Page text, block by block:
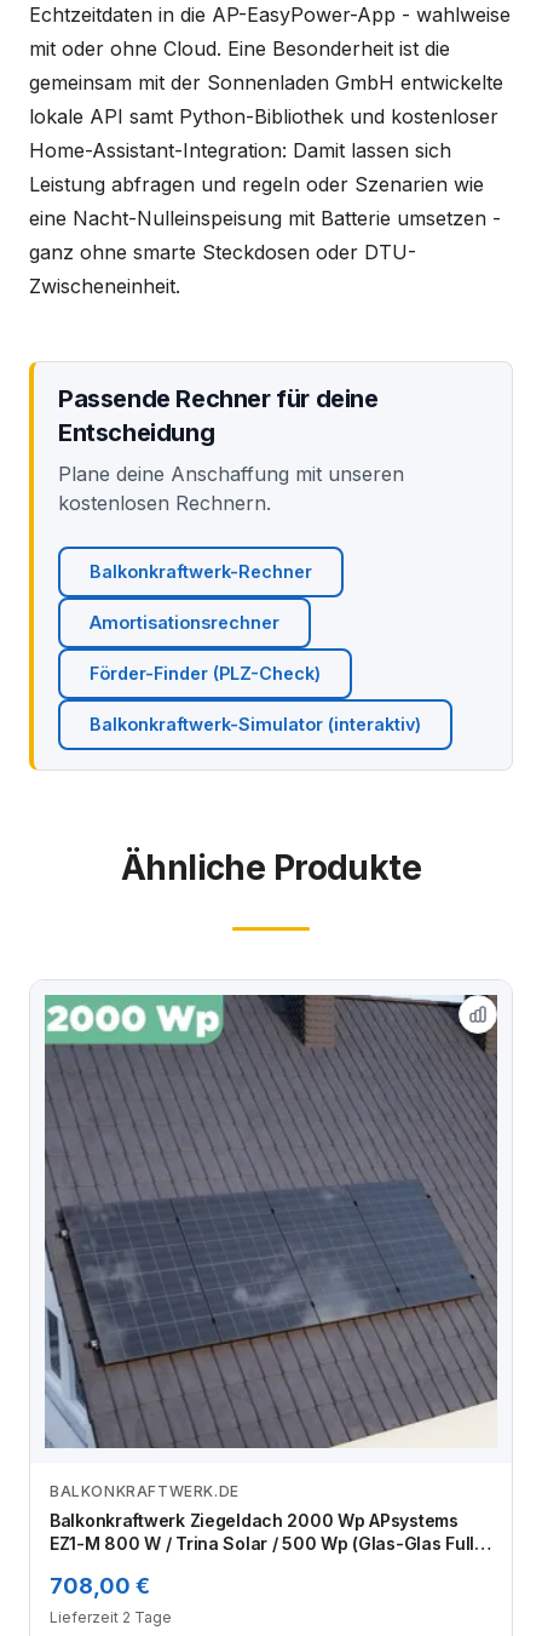
Echtzeitdaten in die AP-EasyPower-App - wahlweise
mit oder ohne Cloud. Eine Besonderheit ist die
gemeinsam mit der Sonnenladen GmbH entwickelte
lokale API samt Python-Bibliothek und kostenloser
Home-Assistant-Integration: Damit lassen sich
Leistung abfragen und regeln oder Szenarien wie
eine Nacht-Nulleinspeisung mit Batterie umsetzen -
ganz ohne smarte Steckdosen oder DTU-
Zwischeneinheit.
Passende Rechner für deine
Entscheidung
Plane deine Anschaffung mit unseren
kostenlosen Rechnern.
Balkonkraftwerk-Rechner
Amortisationsrechner
Förder-Finder (PLZ-Check)
Balkonkraftwerk-Simulator (interaktiv)
Ähnliche Produkte
Zum Angebot
BALKONKRAFTWERK.DE
Balkonkraftwerk Ziegeldach 2000 Wp APsystems
EZ1-M 800 W / Trina Solar / 500 Wp (Glas-Glas Full
Module
708,00 €
Lieferzeit 2 Tage